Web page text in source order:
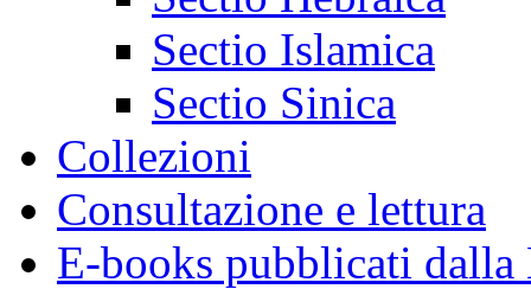
Sectio Islamica
Sectio Sinica
Collezioni
Consultazione e lettura
E-books pubblicati dalla